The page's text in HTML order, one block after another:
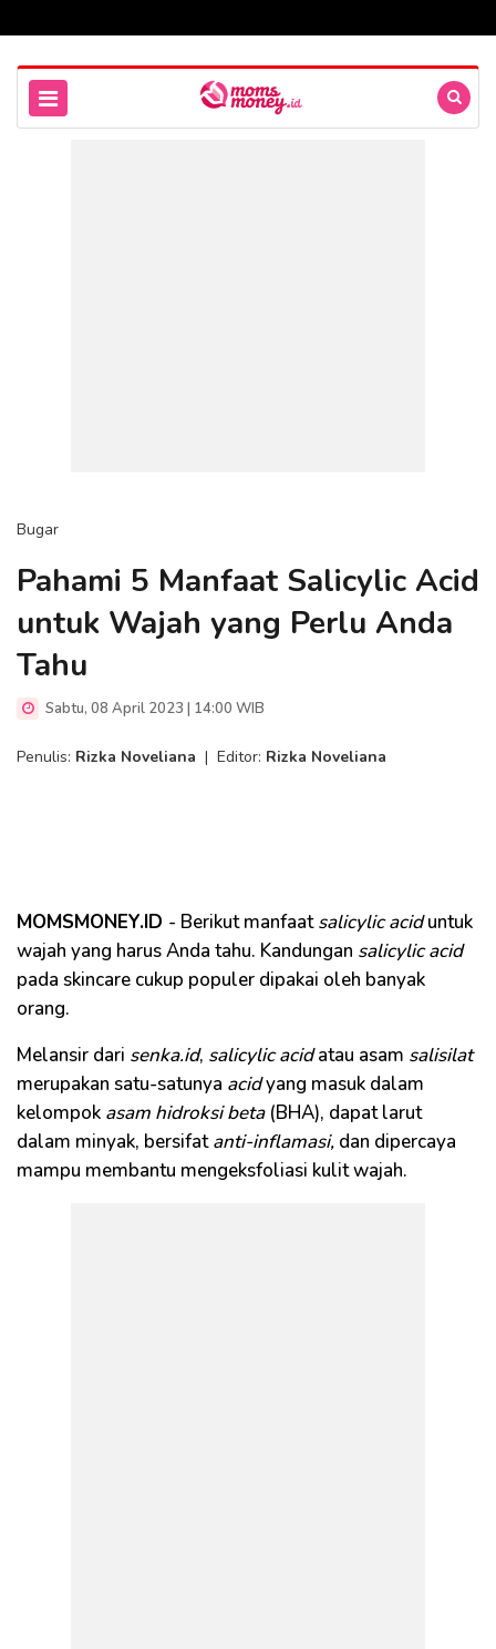
Bugar
Pahami 5 Manfaat Salicylic Acid
untuk Wajah yang Perlu Anda
Tahu
Sabtu, 08 April 2023 | 14:00 WIB
Penulis: Rizka Noveliana | Editor: Rizka Noveliana
MOMSMONEY.ID - Berikut manfaatsalicylic aciduntuk
wajah yang harus Anda tahu. Kandungan salicylic acid
pada skincare cukup populer dipakai oleh banyak
orang.
Melansir dari senka.id, salicylic acidatau asam salisilat
merupakan satu-satunya acidyang masuk dalam
kelompok asam hidroksi beta(BHA), dapat larut
dalam minyak, bersifatanti-inflamasi, dan dipercaya
mampu membantu mengeksfoliasi kulit wajah.